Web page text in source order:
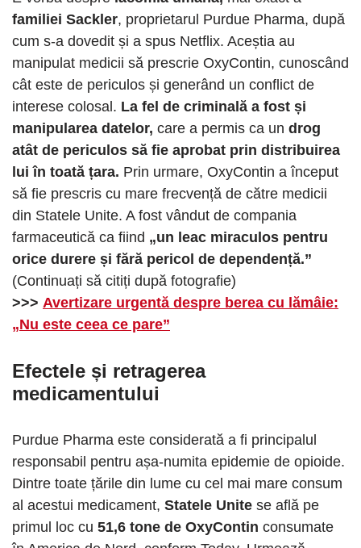
familiei Sackler, proprietarul Purdue Pharma, după
cum s-a dovedit și a spus Netflix. Aceștia au
manipulat medicii să prescrie OxyContin, cunoscând
cât este de periculos și generând un conflict de
interese colosal. La fel de criminală a fost și
manipularea datelor, care a permis ca un drog
atât de periculos să fie aprobat prin distribuirea
lui în toată țara. Prin urmare, OxyContin a început
să fie prescris cu mare frecvență de către medicii
din Statele Unite. A fost vândut de compania
farmaceutică ca fiind „un leac miraculos pentru
orice durere și fără pericol de dependență.”
(Continuați să citiți după fotografie)
>>> Avertizare urgentă despre berea cu lămâie:
„Nu este ceea ce pare”
Efectele și retragerea
medicamentului
Purdue Pharma este considerată a fi principalul
responsabil pentru așa-numita epidemie de opioide.
Dintre toate țările din lume cu cel mai mare consum
al acestui medicament, Statele Unite se află pe
primul loc cu 51,6 tone de OxyContin consumate